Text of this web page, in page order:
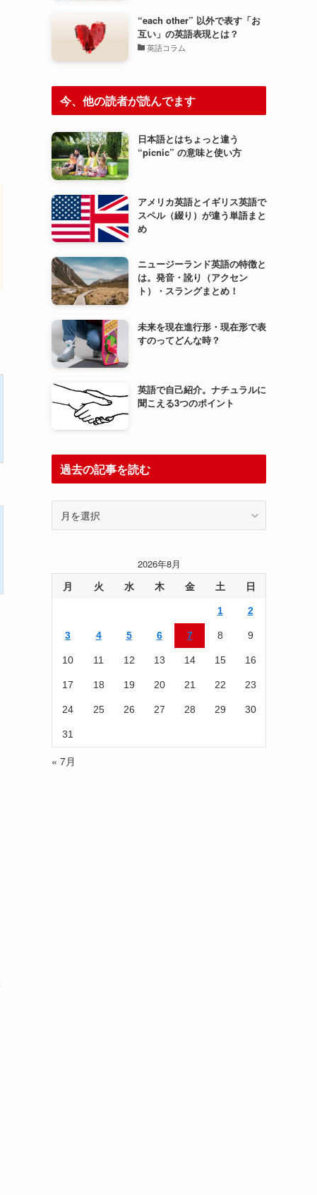
“each other” 以外で表す「お
互い」の英語表現とは？
英語コラム
今、他の読者が読んでます
日本語とはちょっと違う
“picnic” の意味と使い方
アメリカ英語とイギリス英語で
スペル（綴り）が違う単語まと
め
ニュージーランド英語の特徴と
は。発音・訛り（アクセン
ト）・スラングまとめ！
未来を現在進行形・現在形で表
すのってどんな時？
英語で自己紹介。ナチュラルに
聞こえる3つのポイント
過去の記事を読む
事
2026年8月
月 火 水 木 金 土 日
1 2
3 4 5 6 7 8 9
10 11 12 13 14 15 16
17 18 19 20 21 22 23
24 25 26 27 28 29 30
31
« 7月